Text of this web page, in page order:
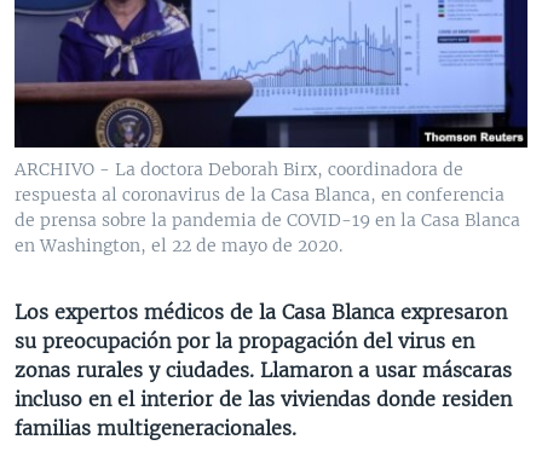
VENEZUELA
NICARAGUA
ECONOMÍA
ENTRETENIMIENTO Y CULTURA
TECNOLOGÍA
DEPORTES
CIENCIA Y SALUD
MULTIMEDIA
FOTOGRAFÍA
AUDIOS
PROGRAMAS TV
EL MUNDO AL DÍA
FORO INTERAMERICANO
VISIÓN 360
LAS CLAVES
AVANCE INFORMATIVO
AUDIONOTICIAS
BUENOS DÍAS AMÉRICA
EL MUNDO AL DÍA [RADIO]
FORO [RADIO]
DEPORTIVO INTERNACIONAL
DIRECT
DOCUMENTALES DE LA VOA
Learning English
SÍGANOS
Idiomas
ARCHIVO - La doctora Deborah Birx, coordinadora de
respuesta al coronavirus de la Casa Blanca, en conferencia
de prensa sobre la pandemia de COVID-19 en la Casa Blanca
en Washington, el 22 de mayo de 2020.
Los expertos médicos de la Casa Blanca expresaron
su preocupación por la propagación del virus en
zonas rurales y ciudades. Llamaron a usar máscaras
incluso en el interior de las viviendas donde residen
familias multigeneracionales.